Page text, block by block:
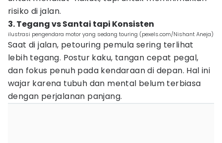
risiko di jalan.
3. Tegang vs Santai tapi Konsisten
ilustrasi pengendara motor yang sedang touring (pexels.com/Nishant Aneja)
Saat di jalan, petouring pemula sering terlihat
lebih tegang. Postur kaku, tangan cepat pegal,
dan fokus penuh pada kendaraan di depan. Hal ini
wajar karena tubuh dan mental belum terbiasa
dengan perjalanan panjang.